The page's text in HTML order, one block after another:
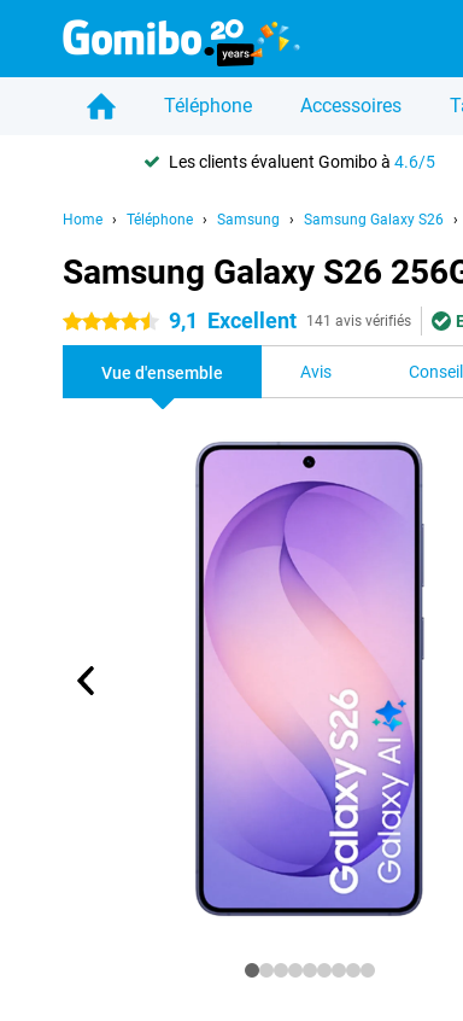
Téléphone Accessoires
Les clients évaluent Gomibo à4.6/5
Home Téléphone Samsung Samsung Galaxy S26
Samsung Galaxy S26
4.5 étoiles 9,1 Excellent 141 avis vérifiés
Vue d'ensemble Avis